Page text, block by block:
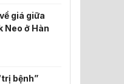
giá giữa
Neo ở Hàn
bệnh”